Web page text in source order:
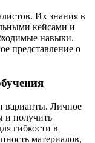
Их знания в
кейсами и
навыки.
представление о
варианты. Личное
и получить
гибкости в
материалов,